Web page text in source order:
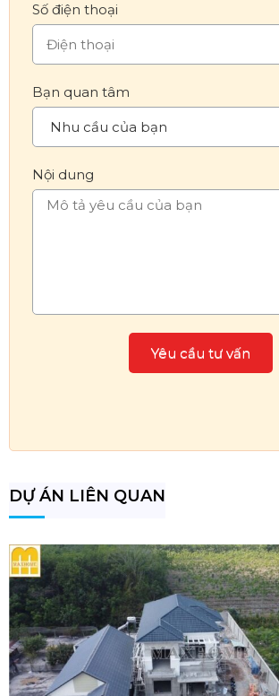
Số điện thoại
Bạn quan tâm
Nội dung
DỰ ÁN LIÊN QUAN